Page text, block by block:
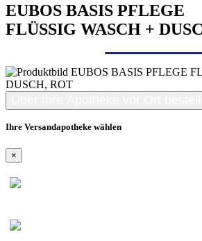
EUBOS BASIS PFLEGE
FLÜSSIG WASCH +
Produktübersicht für Screenreader
Ihre Versandapotheke wählen
×